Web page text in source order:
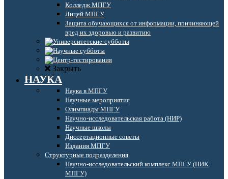
Колледж МПГУ
Лицей МПГУ
Защита обучающихся от информации, причиняющей
вред их здоровью и развитию
Закрыть
НАУКА
Наука в МПГУ
Научные мероприятия
Олимпиады МПГУ
Научно-исследовательская работа (НИР)
Научные школы
Диссертационные советы
Издания МПГУ
Структурные подразделения
Научно-исследовательский комплекс МПГУ (НИК
МПГУ)